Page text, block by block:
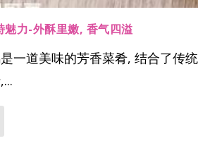
魅力-外酥里嫩, 香气四溢
一道美味的芳香菜肴, 结合了传